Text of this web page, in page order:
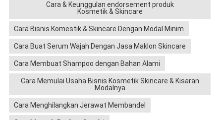
Cara & Keunggulan endorsement produk
Kosmetik & Skincare
Cara Bisnis Komestik & Skincare Dengan Modal Minim
Cara Buat Serum Wajah Dengan Jasa Maklon Skincare
Cara Membuat Shampoo dengan Bahan Alami
Cara Memulai Usaha Bisnis Kosmetik Skincare & Kisaran
Modalnya
Cara Menghilangkan Jerawat Membandel